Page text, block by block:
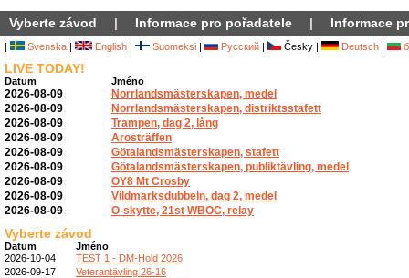
Vyberte závod | Informace pro pořadatele | Informace
| Svenska | English | Suomeksi | Русский | Česky | Deutsch |
LIVE TODAY!
Datum Jméno
2026-08-09
Norrlandsmästerskapen, medel
2026-08-09
Norrlandsmästerskapen, distriktsstafett
2026-08-09
Trampen, dag 2, lång
2026-08-09
Arosträffen
2026-08-09
Götalandsmästerskapen, stafett
2026-08-09
Götalandsmästerskapen, publiktävling, medel
2026-08-09
OY8 Mt Crosby
2026-08-09
Vildmarksdubbeln, dag 2, medel
2026-08-09
O-skytte, 21st WBOC, relay
Vyberte závod
Datum
Jméno
2026-10-04
TEST 1 - DM-Hold 2026
2026-09-17
Veterantävling 26-16